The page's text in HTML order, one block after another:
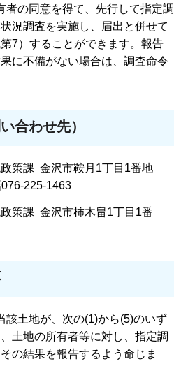
者の同意を得て、先行して指定調
況調査を実施し、届出と併せて
7）することができます。報告
に不備がない場合は、調査命令
合わせ先）
策課 金沢市鞍月1丁目1番地
225-1463
策課 金沢市柿木畠1丁目1番
該土地が、次の(1)から(5)のいず
土地の所有者等に対し、指定調
の結果を報告するよう命じま